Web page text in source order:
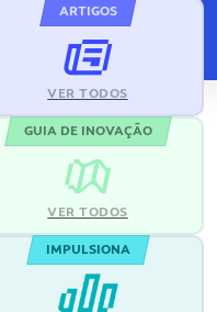
ARTIGOS
VER TODOS
GUIA DE INOVAÇÃO
VER TODOS
IMPULSIONA